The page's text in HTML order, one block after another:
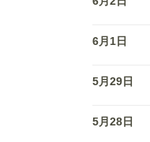
6月1日
5月29日
5月28日